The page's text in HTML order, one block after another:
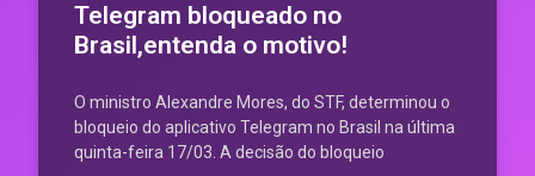
Telegram bloqueado no
Brasil,entenda o motivo!
O ministro Alexandre Mores, do STF, determinou o
bloqueio do aplicativo Telegram no Brasil na última
quinta-feira 17/03. A decisão do bloqueio